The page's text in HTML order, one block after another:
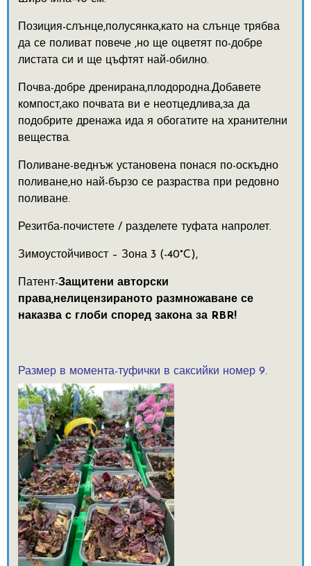
Позиция-слънце,полусянка,като на слънце трябва
да се поливат повече ,но ще оцветят по-добре
листата си и ще цъфтят най-обилно.
Почва-добре дренирана,плодородна.Добавете
компост,ако почвата ви е неотцедлива,за да
подобрите дренажа ида я обогатите на хранителни
вещества.
Поливане-веднъж установена понася по-оскъдно
поливане,но най-бързо се разраства при редовно
поливане.
Резитба-почистете / разделете туфата напролет.
Зимоустойчивост – Зона 3 (-40°C),
Патент-Защитени авторски
права,нелицензираното размножаване се
наказва с глоби според закона за RBR!
Размер в момента-туфички в саксийки номер 9.